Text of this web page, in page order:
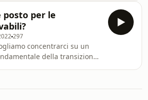
percorso sbagliato. A
sembrano avere le
chiare su come affrontare
Simona Benedettini,
dell’energia e consulente
Bruno Leoni, ci parla
il piano Europeo n
posto per le
297
concentrarci su un
della transizione
per installare un parco eolico
In altri termini: quale posto